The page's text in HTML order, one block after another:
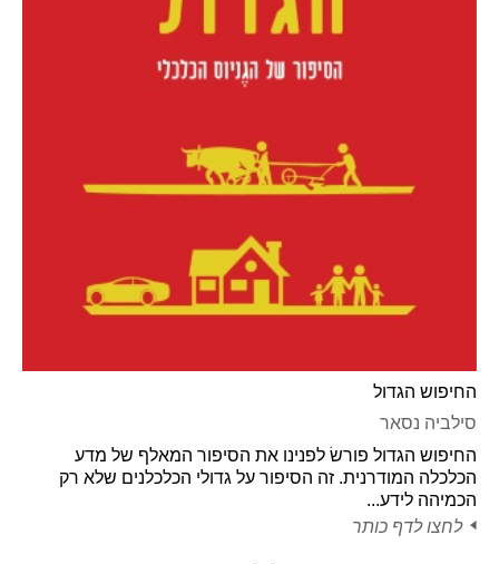
החיפוש הגדול
סילביה נסאר
החיפוש הגדול פורשׂ לפנינו את הסיפור המאלף של מדע
הכלכלה המודרנית. זה הסיפור על גדולי הכלכלנים שלא רק
הכמיהה לידע...
לחצו לדף כותר